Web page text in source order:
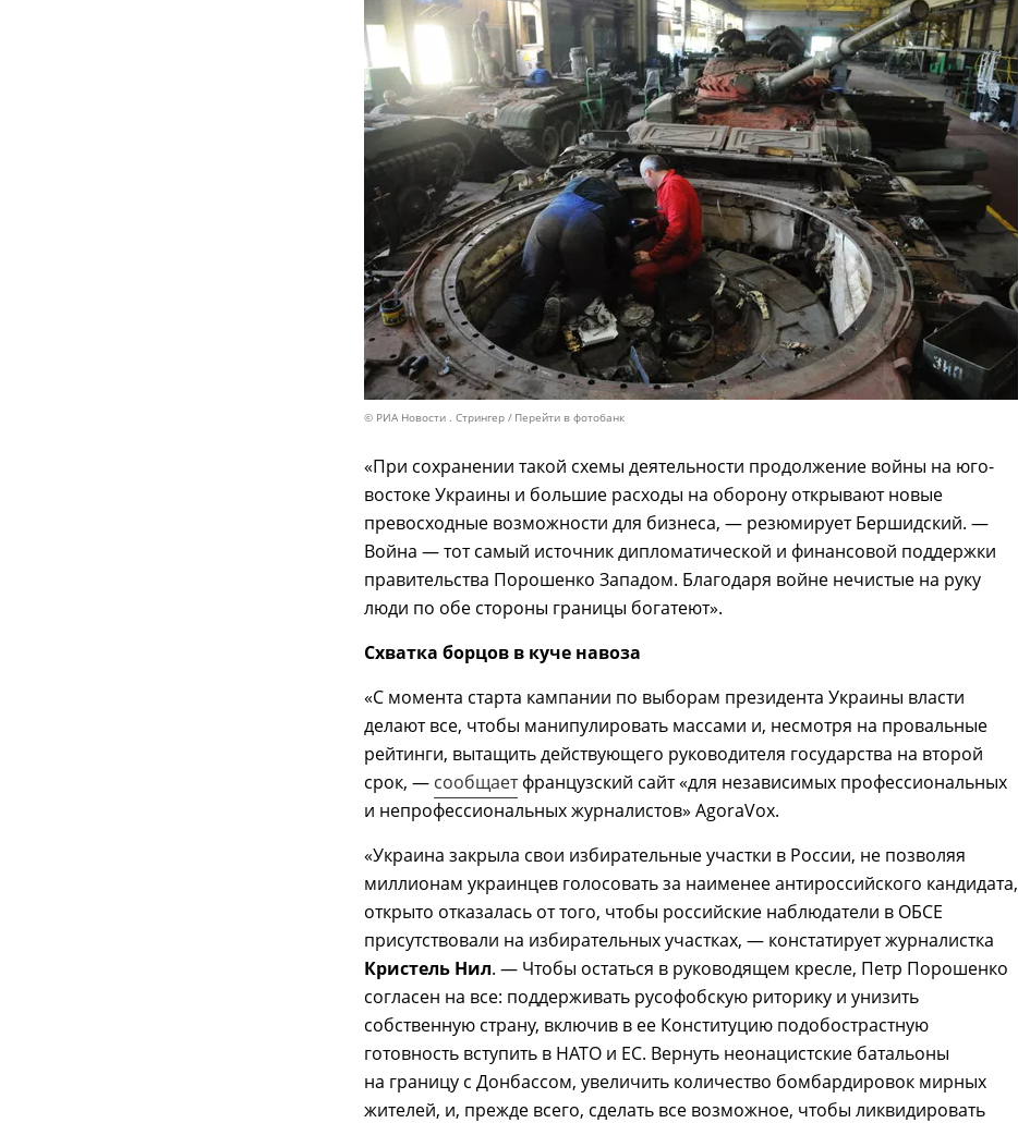
© РИА Новости . Стрингер Перейти в фотобанк
«При сохранении такой схемы деятельности продолжение войны на юго-
востоке Украины и большие расходы на оборону открывают новые
превосходные возможности для бизнеса, — резюмирует Бершидский. —
Война — тот самый источник дипломатической и финансовой поддержки
правительства Порошенко Западом. Благодаря войне нечистые на руку
люди по обе стороны границы богатеют».
Схватка борцов в куче навоза
«С момента старта кампании по выборам президента Украины власти
делают все, чтобы манипулировать массами и, несмотря на провальные
рейтинги, вытащить действующего руководителя государства на второй
срок, — сообщаетфранцузский сайт «для независимых профессиональных
и непрофессиональных журналистов» AgoraVox.
«Украина закрыла свои избирательные участки в России, не позволяя
миллионам украинцев голосовать за наименее антироссийского кандидата,
открыто отказалась от того, чтобы российские наблюдатели в ОБСЕ
присутствовали на избирательных участках, — констатирует журналистка
Кристель Нил. — Чтобы остаться в руководящем кресле, Петр Порошенко
согласен на все: поддерживать русофобскую риторику и унизить
собственную страну, включив в ее Конституцию подобострастную
готовность вступить в НАТО и ЕС. Вернуть неонацистские батальоны
на границу с Донбассом, увеличить количество бомбардировок мирных
жителей, и, прежде всего, сделать все возможное, чтобы ликвидировать